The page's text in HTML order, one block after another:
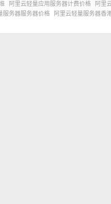
阿里云轻量应用服务器计费价格 阿里
服务器服务器价格 阿里云轻量服务器香